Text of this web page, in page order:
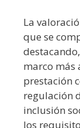
La
que se
marco más
prestación
regulación
inclusión
los